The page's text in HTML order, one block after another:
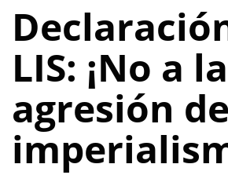
LIS: ¡No a la
agresión